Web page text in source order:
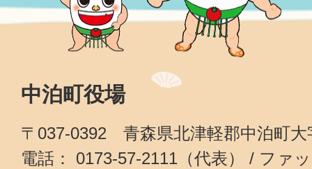
中泊町役場
〒037-0392 青森県北津軽郡中泊町大
電話： 0173-57-2111（代表） / ファ